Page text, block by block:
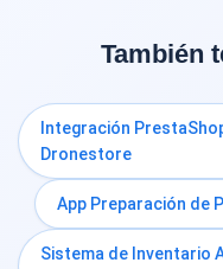
También
Integración
Dronestore
App Preparación de
Sistema de Inventario